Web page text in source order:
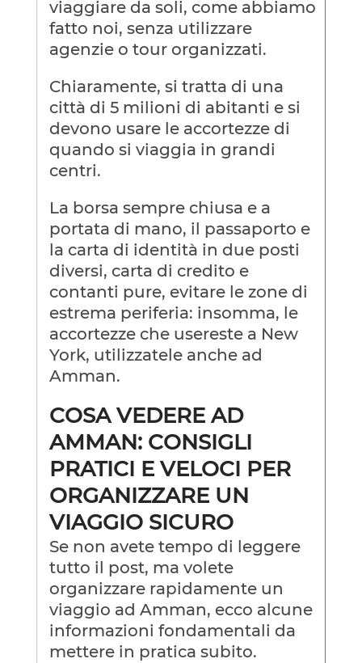
viaggiare da soli, come abbiamo
fatto noi, senza utilizzare
agenzie o tour organizzati.
Chiaramente, si tratta di una
città di 5 milioni di abitanti e si
devono usare le accortezze di
quando si viaggia in grandi
centri.
La borsa sempre chiusa e a
portata di mano, il passaporto e
la carta di identità in due posti
diversi, carta di credito e
contanti pure, evitare le zone di
estrema periferia: insomma, le
accortezze che usereste a New
York, utilizzatele anche ad
Amman.
COSA VEDERE AD
AMMAN: CONSIGLI
PRATICI E VELOCI PER
ORGANIZZARE UN
VIAGGIO SICURO
Se non avete tempo di leggere
tutto il post, ma volete
organizzare rapidamente un
viaggio ad Amman, ecco alcune
informazioni fondamentali da
mettere in pratica subito.